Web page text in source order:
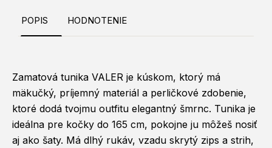
POPIS HODNOTENIE
Zamatová tunika VALER je kúskom, ktorý má
mäkučký, príjemný materiál a perličkové zdobenie,
ktoré dodá tvojmu outfitu elegantný šmrnc. Tunika je
ideálna pre kočky do 165 cm, pokojne ju môžeš nosiť
aj ako šaty. Má dlhý rukáv, vzadu skrytý zips a strih,